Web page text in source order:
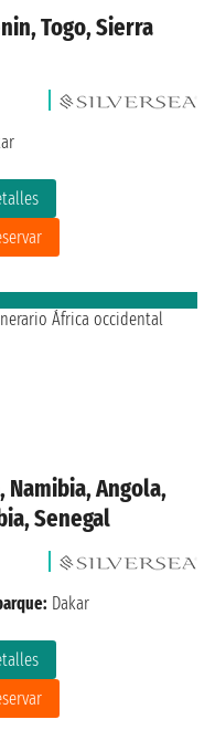
Togo, Sierra
Angola,
Senegal
Dakar